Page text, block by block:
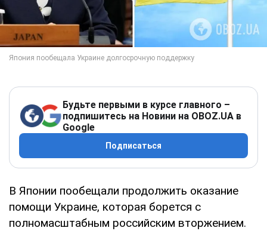
Будьте первыми в курсе главного –
подпишитесь на Новини на OBOZ.UA в
Google
Подписаться
В Японии пообещали продолжить оказание
помощи Украине, которая борется с
полномасштабным российским вторжением.